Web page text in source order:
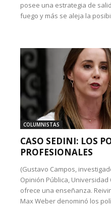
posee una estrategia de
fuego y más se aleja la
COLUMNISTAS
CASO SEDINI: LOS
PROFESIONALES
(Gustavo Campos,
Opinión Pública,
ofrece una enseñanza.
Max Weber denominó los